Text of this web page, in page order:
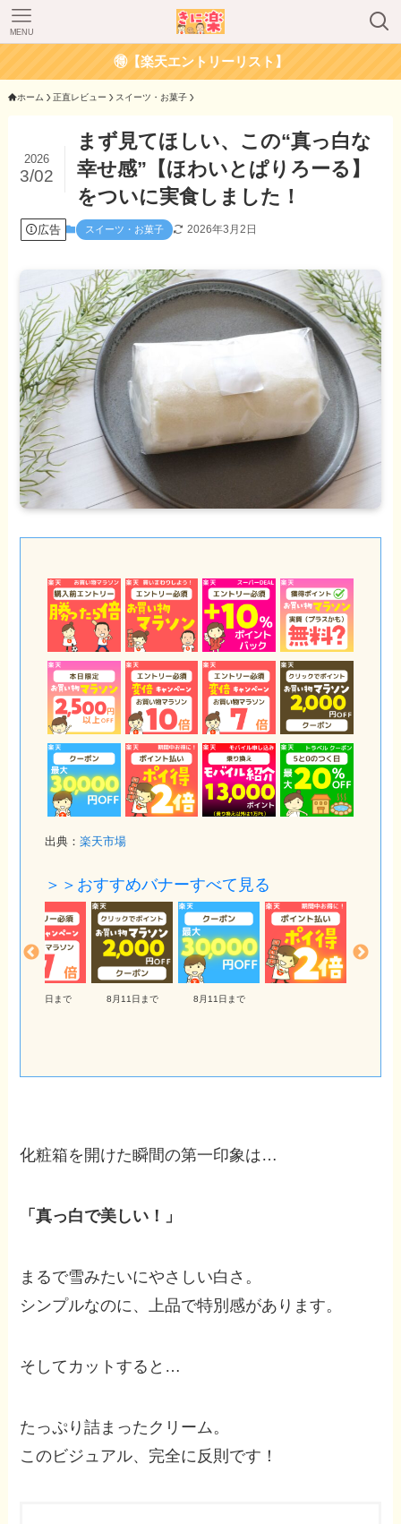
MENU
🉐【楽天エントリーリスト】
ホーム 正直レビュー スイーツ・お菓子
まず見てほしい、この“真っ白な
幸せ感”【ほわいとぱりろーる】
をついに実食しました！
2026
3/02
広告 スイーツ・お菓子 2026年3月2日
出典：楽天市場
＞＞おすすめバナーすべて見る
8月11日まで 8月11日まで
化粧箱を開けた瞬間の第一印象は…
「真っ白で美しい！」
まるで雪みたいにやさしい白さ。
シンプルなのに、上品で特別感があります。
そしてカットすると…
たっぷり詰まったクリーム。
このビジュアル、完全に反則です！